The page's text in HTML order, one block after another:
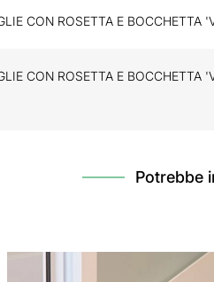
CON ROSETTA E BOCCHETTA
CON ROSETTA E BOCCHETTA
Potrebbe